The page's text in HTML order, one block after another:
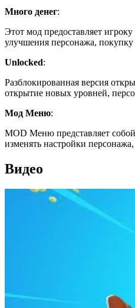
Много денег:
Этот мод предоставляет
улучшения персонажа,
Unlocked:
Разблокированная версия
открытие новых уровней,
Мод Меню:
MOD Меню представляет
изменять настройки
Видео